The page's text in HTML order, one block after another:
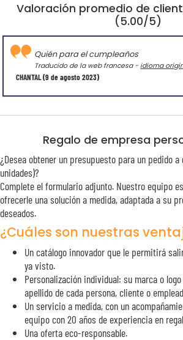
Valoración promedio de
(5.00/5)
CHANTAL(9 de agosto 2023)
Quién para el cumpleaños
Traducido de la web francesa - idioma
Regalo de empresa
¿Desea obtener un presupuesto para un pedido
unidades)?
Complete el formulario adjunto. Nuestro equipo
ofrecerle una solución a medida, adaptada a su
deseados.
¿Cuáles son nuestras
Un catálogo innovador que le permitirá
ya visto.
Personalización individual: su marca o
apellido de cada persona, cliente o
Un servicio a medida, con un
equipo con 20 años de experiencia en
Una oferta eco-responsable.